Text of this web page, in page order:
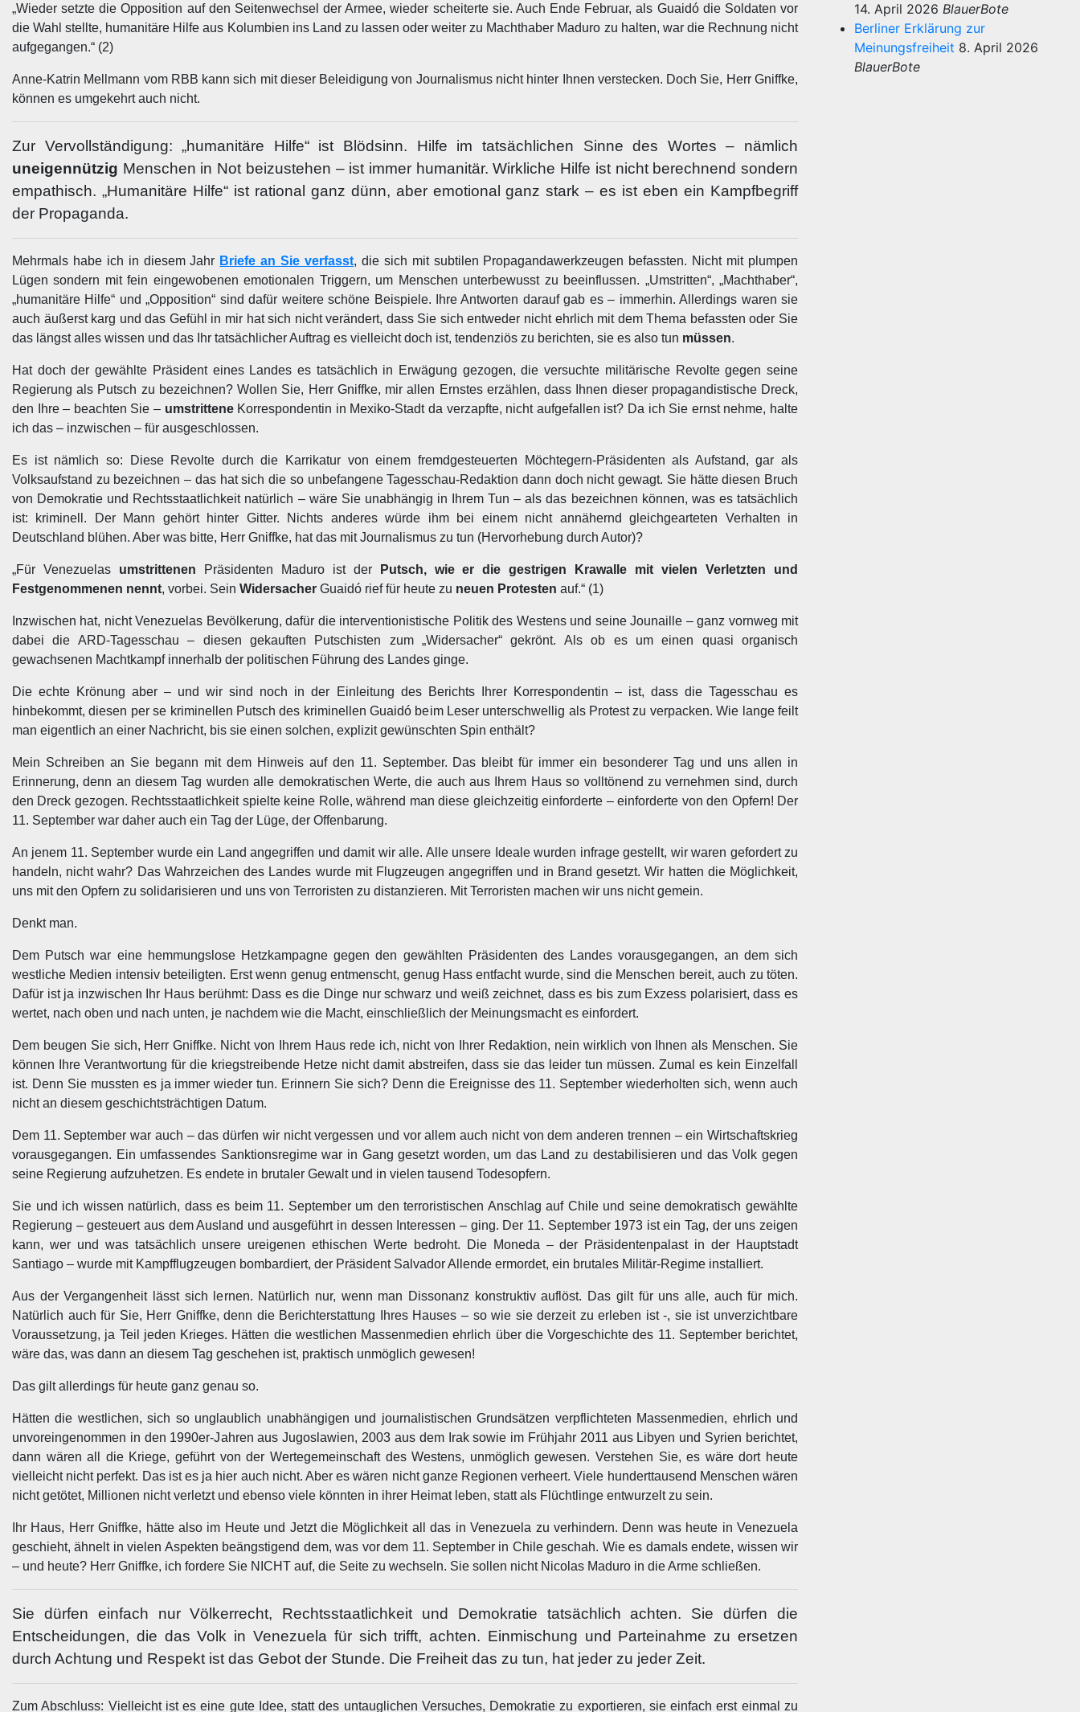
„Wieder setzte die Opposition auf den Seitenwechsel der Armee, wieder scheiterte sie. Auch Ende Februar, als Guaidó die Soldaten vor
die Wahl stellte, humanitäre Hilfe aus Kolumbien ins Land zu lassen oder weiter zu Machthaber Maduro zu halten, war die Rechnung nicht
aufgegangen.“ (2)
Anne-Katrin Mellmann vom RBB kann sich mit dieser Beleidigung von Journalismus nicht hinter Ihnen verstecken. Doch Sie, Herr Gniffke,
können es umgekehrt auch nicht.
Zur Vervollständigung: „humanitäre Hilfe“ ist Blödsinn. Hilfe im tatsächlichen Sinne des Wortes – nämlich
uneigennützig Menschen in Not beizustehen – ist immer humanitär. Wirkliche Hilfe ist nicht berechnend sondern
empathisch. „Humanitäre Hilfe“ ist rational ganz dünn, aber emotional ganz stark – es ist eben ein Kampfbegriff
der Propaganda.
Mehrmals habe ich in diesem Jahr Briefe an Sie verfasst, die sich mit subtilen Propagandawerkzeugen befassten. Nicht mit plumpen
Lügen sondern mit fein eingewobenen emotionalen Triggern, um Menschen unterbewusst zu beeinflussen. „Umstritten“, „Machthaber“,
„humanitäre Hilfe“ und „Opposition“ sind dafür weitere schöne Beispiele. Ihre Antworten darauf gab es – immerhin. Allerdings waren sie
auch äußerst karg und das Gefühl in mir hat sich nicht verändert, dass Sie sich entweder nicht ehrlich mit dem Thema befassten oder Sie
das längst alles wissen und das Ihr tatsächlicher Auftrag es vielleicht doch ist, tendenziös zu berichten, sie es also tun müssen.
Hat doch der gewählte Präsident eines Landes es tatsächlich in Erwägung gezogen, die versuchte militärische Revolte gegen seine
Regierung als Putsch zu bezeichnen? Wollen Sie, Herr Gniffke, mir allen Ernstes erzählen, dass Ihnen dieser propagandistische Dreck,
den Ihre – beachten Sie – umstritteneKorrespondentin in Mexiko-Stadt da verzapfte, nicht aufgefallen ist? Da ich Sie ernst nehme, halte
ich das – inzwischen – für ausgeschlossen.
Es ist nämlich so: Diese Revolte durch die Karrikatur von einem fremdgesteuerten Möchtegern-Präsidenten als Aufstand, gar als
Volksaufstand zu bezeichnen – das hat sich die so unbefangene Tagesschau-Redaktion dann doch nicht gewagt. Sie hätte diesen Bruch
von Demokratie und Rechtsstaatlichkeit natürlich – wäre Sie unabhängig in Ihrem Tun – als das bezeichnen können, was es tatsächlich
ist: kriminell. Der Mann gehört hinter Gitter. Nichts anderes würde ihm bei einem nicht annähernd gleichgearteten Verhalten in
Deutschland blühen. Aber was bitte, Herr Gniffke, hat das mit Journalismus zu tun (Hervorhebung durch Autor)?
„Für Venezuelas umstrittenen Präsidenten Maduro ist der
Putsch, wie er die gestrigen Krawalle mit vielen Verletzten und
Festgenommenen nennt, vorbei. Sein Widersacher Guaidó rief für heute zu neuen Protesten auf.“ (1)
Inzwischen hat, nicht Venezuelas Bevölkerung, dafür die interventionistische Politik des Westens und seine Jounaille – ganz vornweg mit
dabei die ARD-Tagesschau – diesen gekauften Putschisten zum „Widersacher“ gekrönt. Als ob es um einen quasi organisch
gewachsenen Machtkampf innerhalb der politischen Führung des Landes ginge.
Die echte Krönung aber – und wir sind noch in der Einleitung des Berichts Ihrer Korrespondentin – ist, dass die Tagesschau es
hinbekommt, diesen per se kriminellen Putsch des kriminellen Guaidó beim Leser unterschwellig als Protest zu verpacken. Wie lange feilt
man eigentlich an einer Nachricht, bis sie einen solchen, explizit gewünschten Spin enthält?
Mein Schreiben an Sie begann mit dem Hinweis auf den 11. September. Das bleibt für immer ein besonderer Tag und uns allen in
Erinnerung, denn an diesem Tag wurden alle demokratischen Werte, die auch aus Ihrem Haus so volltönend zu vernehmen sind, durch
den Dreck gezogen. Rechtsstaatlichkeit spielte keine Rolle, während man diese gleichzeitig einforderte – einforderte von den Opfern! Der
11. September war daher auch ein Tag der Lüge, der Offenbarung.
An jenem 11. September wurde ein Land angegriffen und damit wir alle. Alle unsere Ideale wurden infrage gestellt, wir waren gefordert zu
handeln, nicht wahr? Das Wahrzeichen des Landes wurde mit Flugzeugen angegriffen und in Brand gesetzt. Wir hatten die Möglichkeit,
uns mit den Opfern zu solidarisieren und uns von Terroristen zu distanzieren. Mit Terroristen machen wir uns nicht gemein.
Denkt man.
Dem Putsch war eine hemmungslose Hetzkampagne gegen den gewählten Präsidenten des Landes vorausgegangen, an dem sich
westliche Medien intensiv beteiligten. Erst wenn genug entmenscht, genug Hass entfacht wurde, sind die Menschen bereit, auch zu töten.
Dafür ist ja inzwischen Ihr Haus berühmt: Dass es die Dinge nur schwarz und weiß zeichnet, dass es bis zum Exzess polarisiert, dass es
wertet, nach oben und nach unten, je nachdem wie die Macht, einschließlich der Meinungsmacht es einfordert.
Dem beugen Sie sich, Herr Gniffke. Nicht von Ihrem Haus rede ich, nicht von Ihrer Redaktion, nein wirklich von Ihnen als Menschen. Sie
können Ihre Verantwortung für die kriegstreibende Hetze nicht damit abstreifen, dass sie das leider tun müssen. Zumal es kein Einzelfall
ist. Denn Sie mussten es ja immer wieder tun. Erinnern Sie sich? Denn die Ereignisse des 11. September wiederholten sich, wenn auch
nicht an diesem geschichtsträchtigen Datum.
Dem 11. September war auch – das dürfen wir nicht vergessen und vor allem auch nicht von dem anderen trennen – ein Wirtschaftskrieg
vorausgegangen. Ein umfassendes Sanktionsregime war in Gang gesetzt worden, um das Land zu destabilisieren und das Volk gegen
seine Regierung aufzuhetzen. Es endete in brutaler Gewalt und in vielen tausend Todesopfern.
Sie und ich wissen natürlich, dass es beim 11. September um den terroristischen Anschlag auf Chile und seine demokratisch gewählte
Regierung – gesteuert aus dem Ausland und ausgeführt in dessen Interessen – ging. Der 11. September 1973 ist ein Tag, der uns zeigen
kann, wer und was tatsächlich unsere ureigenen ethischen Werte bedroht. Die Moneda – der Präsidentenpalast in der Hauptstadt
Santiago – wurde mit Kampfflugzeugen bombardiert, der Präsident Salvador Allende ermordet, ein brutales Militär-Regime installiert.
Aus der Vergangenheit lässt sich lernen. Natürlich nur, wenn man Dissonanz konstruktiv auflöst. Das gilt für uns alle, auch für mich.
Natürlich auch für Sie, Herr Gniffke, denn die Berichterstattung Ihres Hauses – so wie sie derzeit zu erleben ist -, sie ist unverzichtbare
Voraussetzung, ja Teil jeden Krieges. Hätten die westlichen Massenmedien ehrlich über die Vorgeschichte des 11. September berichtet,
wäre das, was dann an diesem Tag geschehen ist, praktisch unmöglich gewesen!
Das gilt allerdings für heute ganz genau so.
Hätten die westlichen, sich so unglaublich unabhängigen und journalistischen Grundsätzen verpflichteten Massenmedien, ehrlich und
unvoreingenommen in den 1990er-Jahren aus Jugoslawien, 2003 aus dem Irak sowie im Frühjahr 2011 aus Libyen und Syrien berichtet,
dann wären all die Kriege, geführt von der Wertegemeinschaft des Westens, unmöglich gewesen. Verstehen Sie, es wäre dort heute
vielleicht nicht perfekt. Das ist es ja hier auch nicht. Aber es wären nicht ganze Regionen verheert. Viele hunderttausend Menschen wären
nicht getötet, Millionen nicht verletzt und ebenso viele könnten in ihrer Heimat leben, statt als Flüchtlinge entwurzelt zu sein.
Ihr Haus, Herr Gniffke, hätte also im Heute und Jetzt die Möglichkeit all das in Venezuela zu verhindern. Denn was heute in Venezuela
geschieht, ähnelt in vielen Aspekten beängstigend dem, was vor dem 11. September in Chile geschah. Wie es damals endete, wissen wir
– und heute? Herr Gniffke, ich fordere Sie NICHT auf, die Seite zu wechseln. Sie sollen nicht Nicolas Maduro in die Arme schließen.
Sie dürfen einfach nur Völkerrecht, Rechtsstaatlichkeit und Demokratie tatsächlich achten. Sie dürfen die
Entscheidungen, die das Volk in Venezuela für sich trifft, achten. Einmischung und Parteinahme zu ersetzen
durch Achtung und Respekt ist das Gebot der Stunde. Die Freiheit das zu tun, hat jeder zu jeder Zeit.
Zum Abschluss: Vielleicht ist es eine gute Idee, statt des untauglichen Versuches, Demokratie zu exportieren, sie einfach erst einmal zu
14. April 2026 BlauerBote
Berliner Erklärung zur
Meinungsfreiheit 8. April 2026
BlauerBote